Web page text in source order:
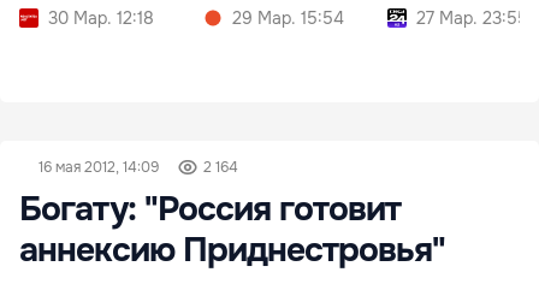
30 Мар. 12:18
29 Мар. 15:54
27 Мар. 23:55
16 мая 2012, 14:09 2 164
Богату: "Россия готовит
аннексию Приднестровья"